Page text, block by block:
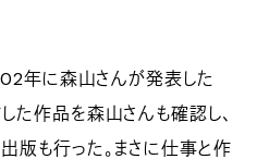
年に森山さんが発表した
た作品を森山さんも確認し、
版も行った。まさに仕事と作